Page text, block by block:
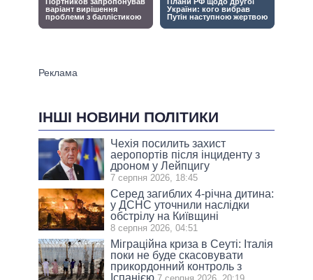
ІНШІ НОВИНИ ПОЛІТИКИ
Чехія посилить захист
аеропортів після інциденту з
дроном у Лейпцигу
7 серпня 2026, 18:45
Серед загиблих 4-річна дитина:
у ДСНС уточнили наслідки
обстрілу на Київщині
8 серпня 2026, 04:51
Міграційна криза в Сеуті: Італія
поки не буде скасовувати
прикордонний контроль з
Іспанією